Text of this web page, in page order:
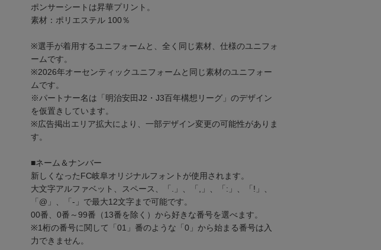
ポンサーシートは昇華プリント。
素材：ポリエステル 100％
※選手が着用するユニフォームと、全く同じ素材、仕様のユニフォ
ームです。
※2026年オーセンティックユニフォームと同じ素材のユニフォー
ムです。
※パートナー名は「明治安田J2・J3百年構想リーグ」のデザイン
を仮置きしています。
※広告掲出エリア拡大により、一部デザイン変更の可能性がありま
す。
■ネーム＆ナンバー
新しくなったFC岐阜オリジナルフォントが使用されます。
大文字アルファベット、スペース、「.」、「,」、「:」、「!」、
「@」、「-」で最大12文字まで可能です。
00番、0番～99番（13番を除く）から好きな番号を選べます。
※1桁の番号に関して「01」番のような「0」から始まる番号は入
力できません。